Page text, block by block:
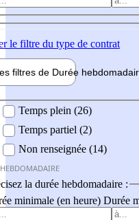
le filtre du type de contrat
filtres de Durée hebdo
Temps plein (26)
Temps partiel (2)
Non renseignée (14)
la durée hebdomadaire :
minimale (en heure) Durée